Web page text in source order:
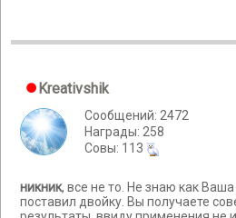
Kreativshik
Сообщений: 2472
Награды: 258
Cовы: 113
никник, все не то. Не знаю как
поставил двойку. Вы получаете